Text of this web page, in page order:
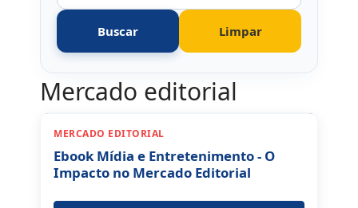
Buscar Limpar
Mercado editorial
MERCADO EDITORIAL
Ebook Mídia e Entretenimento - O
Impacto no Mercado Editorial